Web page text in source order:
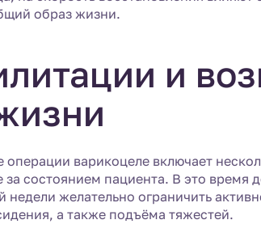
образ жизни.
и
варикоцеле включает
состоянием пациента. В это время
желательно ограничить
а также подъёма тяжестей.